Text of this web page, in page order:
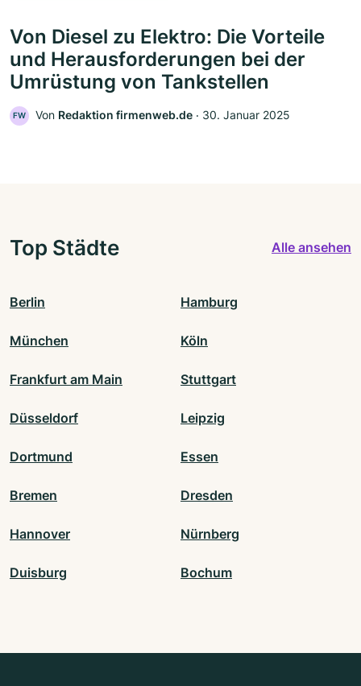
Von Diesel zu Elektro: Die Vorteile
und Herausforderungen bei der
Umrüstung von Tankstellen
FW Von Redaktion firmenweb.de ‧ 30. Januar 2025
Top Städte Alle ansehen
Berlin Hamburg
München Köln
Frankfurt am Main Stuttgart
Düsseldorf Leipzig
Dortmund Essen
Bremen Dresden
Hannover Nürnberg
Duisburg Bochum